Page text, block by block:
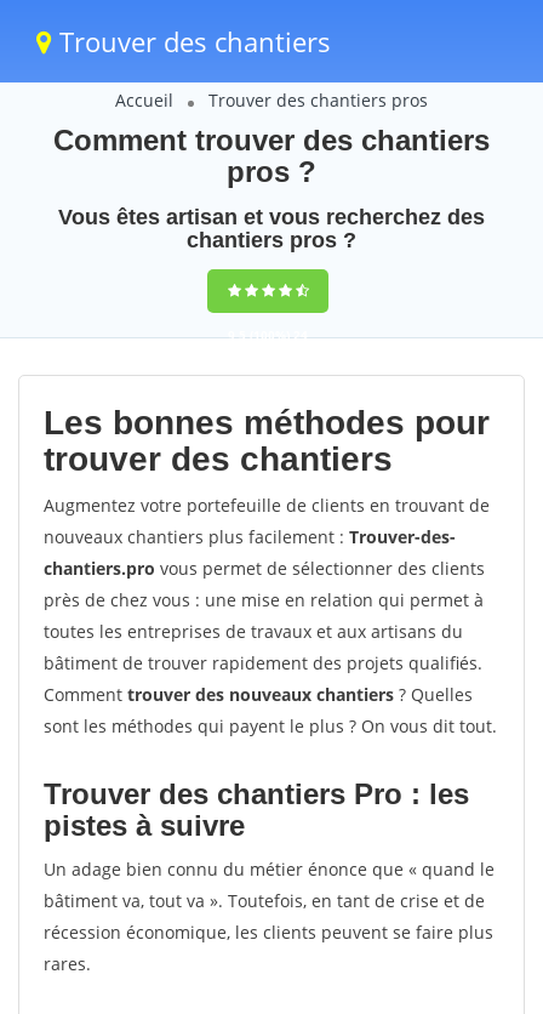
Trouver des chantiers
Accueil Trouver des chantiers pros
Comment trouver des chantiers
pros ?
Vous êtes artisan et vous recherchez des
chantiers pros ?
9,5(100%)24
votes
Les bonnes méthodes pour
trouver des chantiers
Augmentez votre portefeuille de clients en trouvant de
nouveaux chantiers plus facilement : Trouver-des-
chantiers.pro vous permet de sélectionner des clients
près de chez vous : une mise en relation qui permet à
toutes les entreprises de travaux et aux artisans du
bâtiment de trouver rapidement des projets qualifiés.
Comment trouver des nouveaux chantiers ? Quelles
sont les méthodes qui payent le plus ? On vous dit tout.
Trouver des chantiers Pro : les
pistes à suivre
Un adage bien connu du métier énonce que « quand le
bâtiment va, tout va ». Toutefois, en tant de crise et de
récession économique, les clients peuvent se faire plus
rares.